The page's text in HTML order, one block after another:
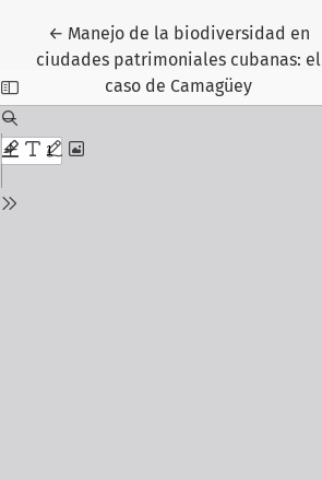
← Volver a los detalles del artículo
Manejo de la biodiversidad en
ciudades patrimoniales cubanas: el
caso de Camagüey